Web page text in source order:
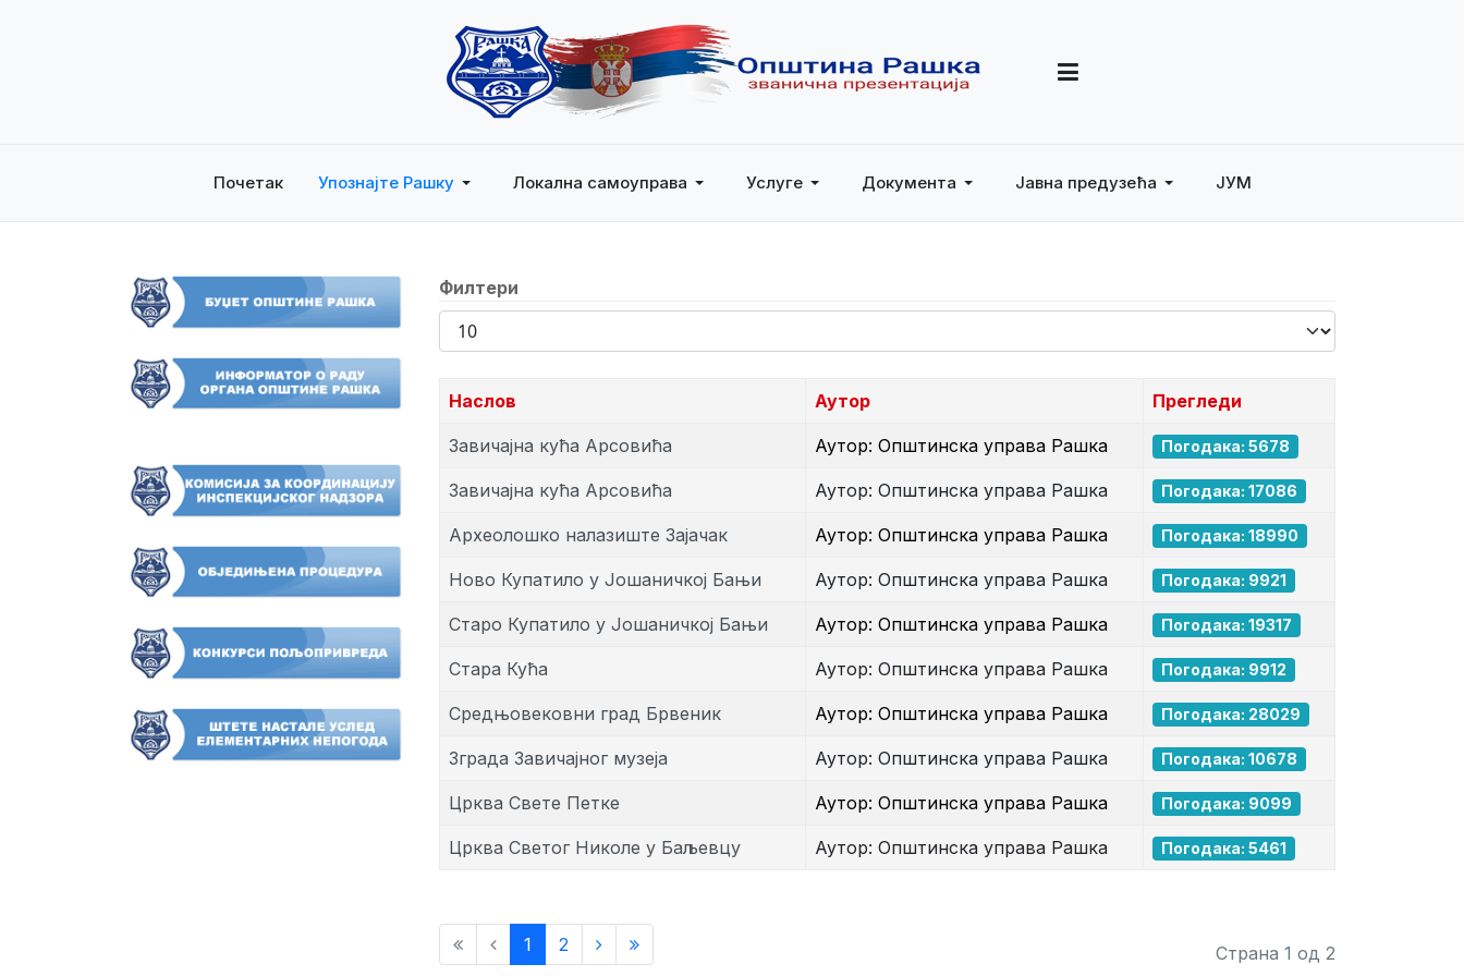
Почетак Упознајте Рашку Локална самоуправа Услуге Документа Јавна предузећа ЈУМ
Филтери
Прикажи
број
Наслов Аутор Прегледи
Завичајна кућа Арсовића Аутор: Општинска управа Рашка Погодака: 5678
Завичајна кућа Арсовића Аутор: Општинска управа Рашка Погодака: 17086
Археолошко налазиште Зајачак Аутор: Општинска управа Рашка Погодака: 18990
Ново Купатило у Јошаничкој Бањи Аутор: Општинска управа Рашка Погодака: 9921
Старо Купатило у Јошаничкој Бањи Аутор: Општинска управа Рашка Погодака: 19317
Стара Кућа Аутор: Општинска управа Рашка Погодака: 9912
Средњовековни град Брвеник Аутор: Општинска управа Рашка Погодака: 28029
Зграда Завичајног музеја Аутор: Општинска управа Рашка Погодака: 10678
Црква Свете Петке Аутор: Општинска управа Рашка Погодака: 9099
Црква Светог Николе у Баљевцу Аутор: Општинска управа Рашка Погодака: 5461
1 2 Страна 1 од 2